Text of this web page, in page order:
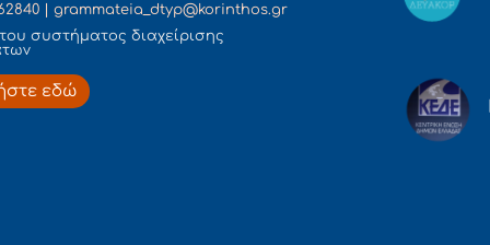
| grammateia_dtyp@korinthos.gr
συστήματος διαχείρισης
εδώ